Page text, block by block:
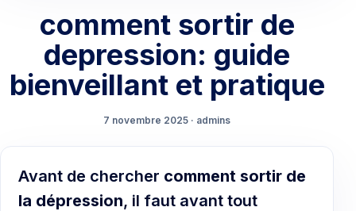
comment sortir de
depression: guide
bienveillant et pratique
7 novembre 2025 · admins
Avant de chercher comment sortir de
la dépression, il faut avant tout